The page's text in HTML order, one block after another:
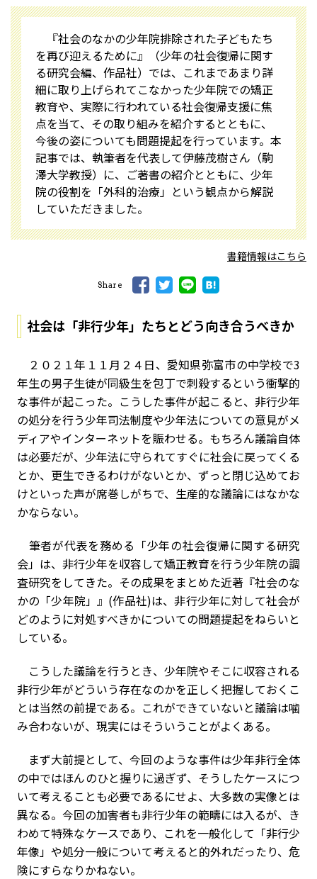
『社会のなかの少年院――排除された子どもたち
を再び迎えるために』（少年の社会復帰に関す
る研究会編、作品社）では、これまであまり詳
細に取り上げられてこなかった少年院での矯正
教育や、実際に行われている社会復帰支援に焦
点を当て、その取り組みを紹介するとともに、
今後の姿についても問題提起を行っています。本
記事では、執筆者を代表して伊藤茂樹さん（駒
澤大学教授）に、ご著書の紹介とともに、少年
院の役割を「外科的治療」という観点から解説
していただきました。
書籍情報はこちら
Share
社会は「非行少年」たちとどう向き合うべきか
２０２１年１１月２４日、愛知県弥富市の中学校で3
年生の男子生徒が同級生を包丁で刺殺するという衝撃的
な事件が起こった。こうした事件が起こると、非行少年
の処分を行う少年司法制度や少年法についての意見がメ
ディアやインターネットを賑わせる。もちろん議論自体
は必要だが、少年法に守られてすぐに社会に戻ってくる
とか、更生できるわけがないとか、ずっと閉じ込めてお
けといった声が席巻しがちで、生産的な議論にはなかな
かならない。
筆者が代表を務める「少年の社会復帰に関する研究
会」は、非行少年を収容して矯正教育を行う少年院の調
査研究をしてきた。その成果をまとめた近著『社会のな
かの「少年院」』(作品社)は、非行少年に対して社会が
どのように対処すべきかについての問題提起をねらいと
している。
こうした議論を行うとき、少年院やそこに収容される
非行少年がどういう存在なのかを正しく把握しておくこ
とは当然の前提である。これができていないと議論は噛
み合わないが、現実にはそういうことがよくある。
まず大前提として、今回のような事件は少年非行全体
の中ではほんのひと握りに過ぎず、そうしたケースにつ
いて考えることも必要であるにせよ、大多数の実像とは
異なる。今回の加害者も非行少年の範疇には入るが、き
わめて特殊なケースであり、これを一般化して「非行少
年像」や処分一般について考えると的外れだったり、危
険にすらなりかねない。